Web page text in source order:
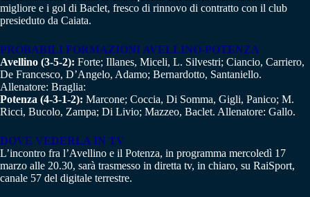
migliore e i gol di Baclet, fresco di rinnovo di contratto con il club
presieduto da Caiata.
PROBABILI FORMAZIONI AVELLINO-POTENZA
Avellino (3-5-2): Forte; Illanes, Miceli, L. Silvestri; Ciancio, Carriero,
De Francesco, D’Angelo, Adamo; Bernardotto, Santaniello.
Allenatore: Braglia:
Potenza (4-3-1-2): Marcone; Coccia, Di Somma, Gigli, Panico; M.
Ricci, Bucolo, Zampa; Di Livio; Mazzeo, Baclet. Allenatore: Gallo.
DOVE VEDERLA IN TV
L’incontro fra l’Avellino e il Potenza, in programma mercoledì 17
marzo alle 20.30, sarà trasmesso in diretta tv, in chiaro, su RaiSport,
canale 57 del digitale terrestre.